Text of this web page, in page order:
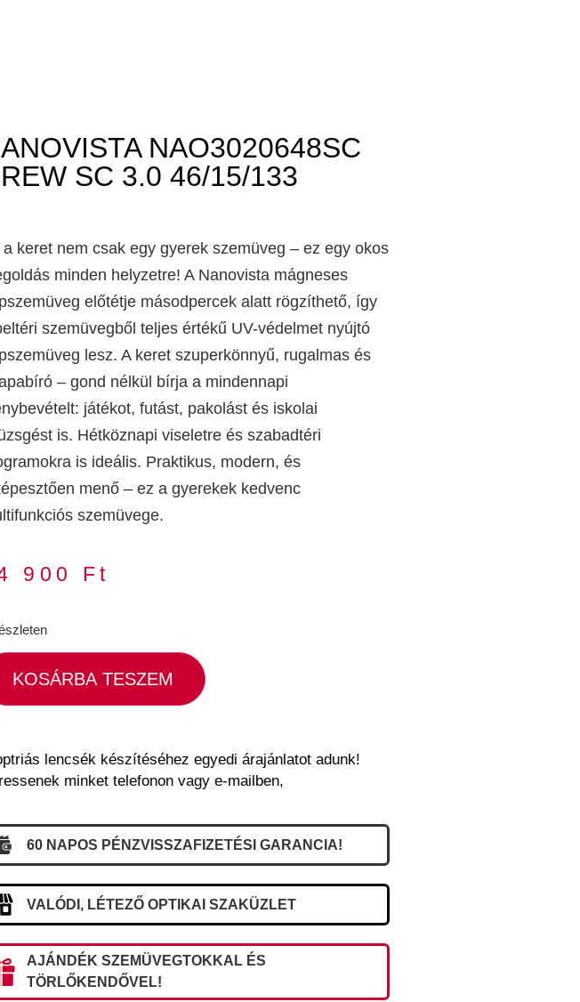
NAO3020648SC
SC 3.0 46/15/133
a keret nem csak egy gyerek szemüveg – ez egy okos
minden helyzetre! A Nanovista mágneses
előtétje másodpercek alatt rögzíthető, így
szemüvegből teljes értékű UV-védelmet nyújtó
lesz. A keret szuperkönnyű, rugalmas és
– gond nélkül bírja a mindennapi
játékot, futást, pakolást és iskolai
is. Hétköznapi viseletre és szabadtéri
is ideális. Praktikus, modern, és
menő – ez a gyerekek kedvenc
szemüvege.
900 Ft
KOSÁRBA TESZEM
lencsék készítéséhez egyedi árajánlatot adunk!
minket telefonon vagy e-mailben,
60 NAPOS PÉNZVISSZAFIZETÉSI GARANCIA!
VALÓDI, LÉTEZŐ OPTIKAI SZAKÜZLET
AJÁNDÉK SZEMÜVEGTOKKAL ÉS
TÖRLŐKENDŐVEL!